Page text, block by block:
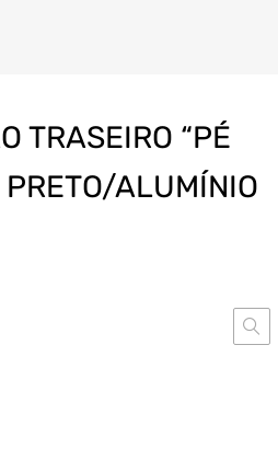
TRASEIRO “PÉ
PRETO/ALUMÍNIO